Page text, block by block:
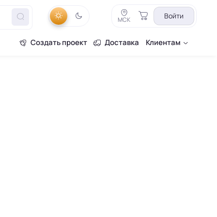
МСК Войти
Создать проект Доставка Клиентам